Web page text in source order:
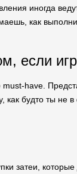
иногда
как
если
have.
как будто ты не
затеи,